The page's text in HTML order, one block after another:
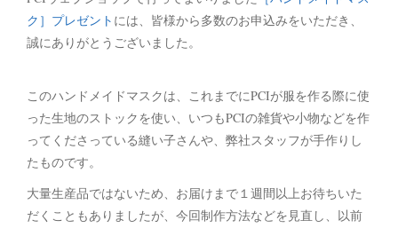
ク］プレゼント には、皆様から多数のお申込みをいただき、
誠にありがとうございました。
このハンドメイドマスクは、これまでにPCIが服を作る際に使
った生地のストックを使い、いつもPCIの雑貨や小物などを作
ってくださっている縫い子さんや、弊社スタッフが手作りし
たものです。
大量生産品ではないため、お届けまで１週間以上お待ちいた
だくこともありましたが、今回制作方法などを見直し、以前